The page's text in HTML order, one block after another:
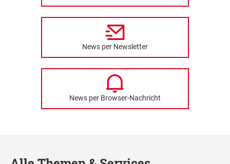
News per Newsletter
News per Browser-Nachricht